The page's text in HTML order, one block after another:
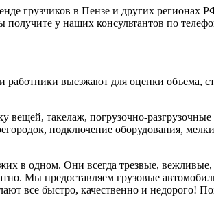
грузчиков в Пензе и других
у наших консультантов по
выезжают для оценки объема,
вещей, такелаж, погрузочно-
подключение оборудования,
в одном. Они всегда трезвые,
Мы предоставляем грузовые
все быстро, качественно и недорого!